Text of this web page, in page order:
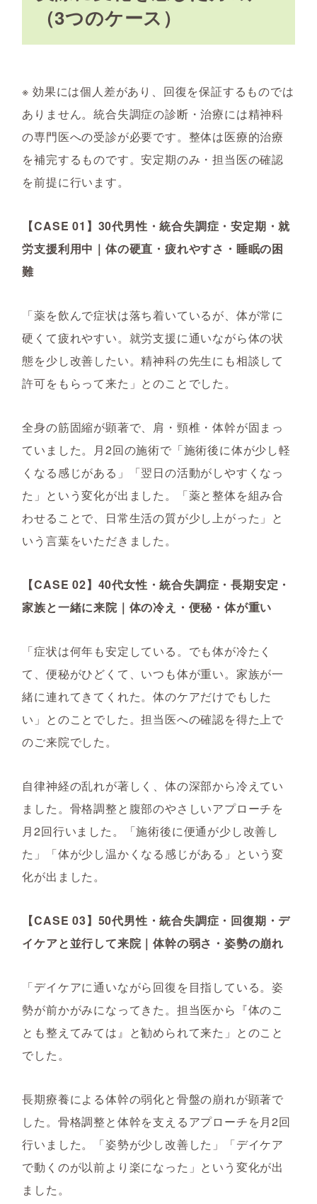
（3つのケース）
※ 効果には個人差があり、回復を保証するものでは
ありません。統合失調症の診断・治療には精神科
の専門医への受診が必要です。整体は医療的治療
を補完するものです。安定期のみ・担当医の確認
を前提に行います。
【CASE 01】30代男性・統合失調症・安定期・就
労支援利用中｜体の硬直・疲れやすさ・睡眠の困
難
「薬を飲んで症状は落ち着いているが、体が常に
硬くて疲れやすい。就労支援に通いながら体の状
態を少し改善したい。精神科の先生にも相談して
許可をもらって来た」とのことでした。
全身の筋固縮が顕著で、肩・頸椎・体幹が固まっ
ていました。月2回の施術で「施術後に体が少し軽
くなる感じがある」「翌日の活動がしやすくなっ
た」という変化が出ました。「薬と整体を組み合
わせることで、日常生活の質が少し上がった」と
いう言葉をいただきました。
【CASE 02】40代女性・統合失調症・長期安定・
家族と一緒に来院｜体の冷え・便秘・体が重い
「症状は何年も安定している。でも体が冷たく
て、便秘がひどくて、いつも体が重い。家族が一
緒に連れてきてくれた。体のケアだけでもした
い」とのことでした。担当医への確認を得た上で
のご来院でした。
自律神経の乱れが著しく、体の深部から冷えてい
ました。骨格調整と腹部のやさしいアプローチを
月2回行いました。「施術後に便通が少し改善し
た」「体が少し温かくなる感じがある」という変
化が出ました。
【CASE 03】50代男性・統合失調症・回復期・デ
イケアと並行して来院｜体幹の弱さ・姿勢の崩れ
「デイケアに通いながら回復を目指している。姿
勢が前かがみになってきた。担当医から『体のこ
とも整えてみては』と勧められて来た」とのこと
でした。
長期療養による体幹の弱化と骨盤の崩れが顕著で
した。骨格調整と体幹を支えるアプローチを月2回
行いました。「姿勢が少し改善した」「デイケア
で動くのが以前より楽になった」という変化が出
ました。